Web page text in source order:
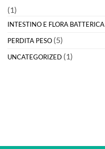
(1)
INTESTINO E FLORA BATTERICA
PERDITA PESO (5)
UNCATEGORIZED (1)